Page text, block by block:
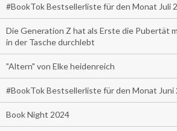
#BookTok Bestsellerliste für den Monat Juli
Die Generation Z hat als Erste die Pubertät
in der Tasche durchlebt
"Altern" von Elke heidenreich
#BookTok Bestsellerliste für den Monat Juni
Book Night 2024